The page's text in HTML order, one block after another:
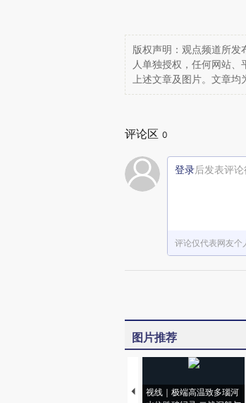
版权声明：观点频道所发
人单独授权，任何网站
上述文章及图片。文章均
评论区 0
登录后发表评
评论仅代表网友个
图片推荐
视线｜极端高温致多瑙河